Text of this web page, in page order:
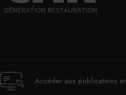
Accéder aux publications